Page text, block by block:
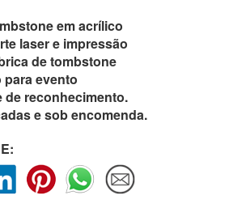
em acrílico
laser e impressão
de tombstone
evento
de reconhecimento.
e sob encomenda.